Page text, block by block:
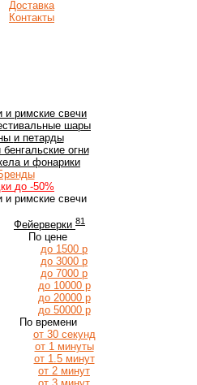
Доставка
Контакты
и римские свечи
шары
и петарды
бенгальские огни
и фонарики
до -50%
и римские свечи
Фейерверки 81
По цене
до 1500 р
до 3000 р
до 7000 р
до 10000 р
до 20000 р
до 50000 р
По времени
от 30 секунд
от 1 минуты
от 1.5 минут
от 2 минут